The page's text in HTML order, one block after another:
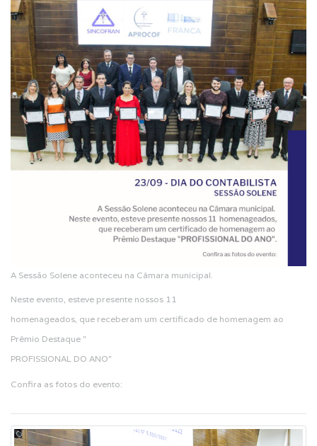
A Sessão Solene aconteceu na Câmara municipal.
Neste evento, esteve presente nossos 11
homenageados, que receberam um certificado de homenagem ao
Prêmio Destaque "
PROFISSIONAL DO ANO"
Confira as fotos do evento: